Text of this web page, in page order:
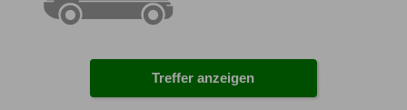
Treffer anzeigen